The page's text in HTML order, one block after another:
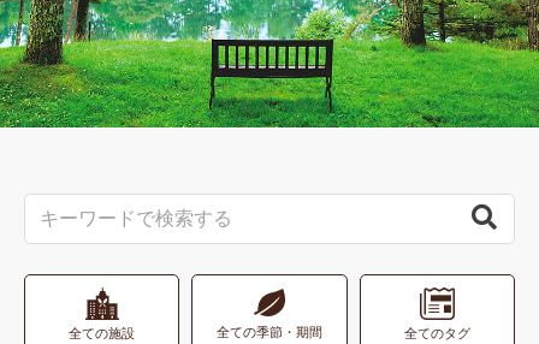
全ての施設 全ての季節・期間 全てのタグ